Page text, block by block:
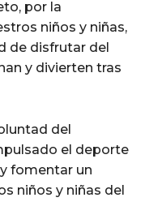
por la
niños y niñas,
de disfrutar del
y divierten tras
del
el deporte
fomentar un
niños y niñas del